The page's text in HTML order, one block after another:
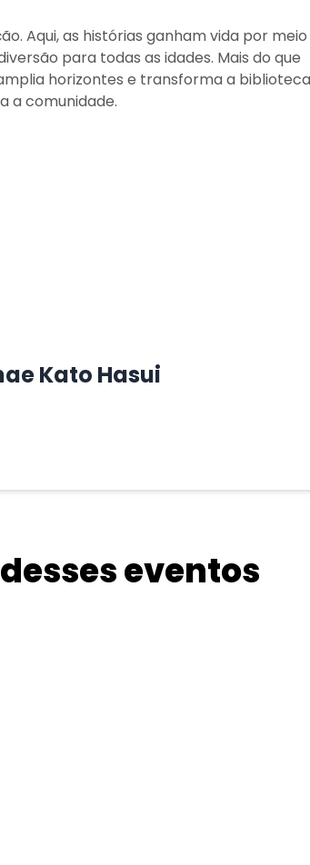
Aqui, as histórias ganham vida por meio
para todas as idades. Mais do que
horizontes e transforma a biblioteca
a comunidade.
Kato Hasui
eventos